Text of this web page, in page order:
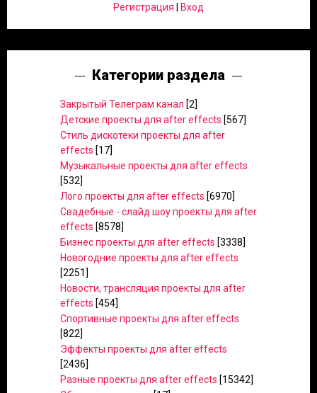
Регистрация
Вход
Категории раздела
Закрытый Телеграм канал [2]
Детские проекты для after effects [567]
Стиль дискотеки проекты для after
effects [17]
Музыкальные проекты для after effects
[532]
Лого проекты для after effects [6970]
Свадебные - слайд шоу проекты для after
effects [8578]
Бизнес проекты для after effects [3338]
Новогодние проекты для after effects
[2251]
Новости, трансляция проекты для after
effects [454]
Спортивные проекты для after effects
[822]
Эффекты проекты для after effects
[2436]
Разные проекты для after effects [15342]